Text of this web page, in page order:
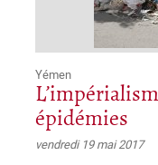
Yémen
épidémies
vendredi 19 mai 2017